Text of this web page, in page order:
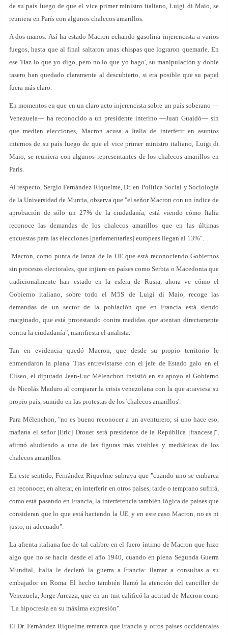
de su país luego de que el vice primer ministro italiano, Luigi di Maio, se
reuniera en París con algunos chalecos amarillos.
A dos manos. Así ha estado Macron echando gasolina injerencista a varios
fuegos, hasta que al final saltaron unas chispas que lograron quemarle. En
ese 'Haz lo que yo digo, pero no lo que yo hago', su manipulación y doble
rasero han quedado claramente al descubierto, si era posible que su papel
fuera más claro.
En momentos en que en un claro acto injerencista sobre un país soberano —
Venezuela— ha reconocido a un presidente interino —Juan Guaidó— sin
que medien elecciones, Macron acusa a Italia de interferir en asuntos
internos de su país luego de que el vice primer ministro italiano, Luigi di
Maio, se reuniera con algunos representantes de los chalecos amarillos en
París.
Al respecto, Sergio Fernández Riquelme, Dr. en Política Social y Sociología
de la Universidad de Murcia, observa que "el señor Macron con un índice de
aprobación de sólo un 27% de la ciudadanía, está viendo cómo Italia
reconoce las demandas de los chalecos amarillos que en las últimas
encuestas para las elecciones [parlamentarias] europeas llegan al 13%".
"Macron, como punta de lanza de la UE que está reconociendo Gobiernos
sin procesos electorales, que injiere en países como Serbia o Macedonia que
tradicionalmente han estado en la esfera de Rusia, ahora ve cómo el
Gobierno italiano, sobre todo el M5S de Luigi di Maio, recoge las
demandas de un sector de la población que en Francia está siendo
marginado, que está protestando contra medidas que atentan directamente
contra la ciudadanía", manifiesta el analista.
Tan en evidencia quedó Macron, que desde su propio territorio le
enmendaron la plana. Tras entrevistarse con el jefe de Estado galo en el
Elíseo, el diputado Jean-Luc Mélenchon insistió en su apoyo al Gobierno
de Nicolás Maduro al comparar la crisis venezolana con la que atraviesa su
propio país, sumido en las protestas de los 'chalecos amarillos'.
Para Mélenchon, "no es bueno reconocer a un aventurero; si uno hace eso,
mañana el señor [Eric] Drouet será presidente de la República [francesa]",
afirmó aludiendo a una de las figuras más visibles y mediáticas de los
chalecos amarillos.
En este sentido, Fernández Riquelme subraya que "cuando uno se embarca
en reconocer, en alterar, en interferir en otros países, tarde o temprano sufrirá,
como está pasando en Francia, la interferencia también lógica de países que
consideran que lo que está haciendo la UE, y en este caso Macron, no es ni
justo, ni adecuado".
La afrenta italiana fue de tal calibre en el fuero íntimo de Macron que hizo
algo que no se hacía desde el año 1940, cuando en plena Segunda Guerra
Mundial, Italia le declaró la guerra a Francia: llamar a consultas a su
embajador en Roma. El hecho también llamó la atención del canciller de
Venezuela, Jorge Arreaza, que en un tuit calificó la actitud de Macron como
"La hipocresía en su máxima expresión".
El Dr. Fernández Riquelme remarca que Francia y otros países occidentales